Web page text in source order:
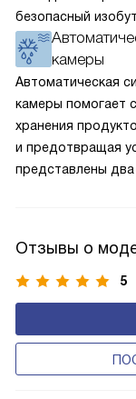
безопасный
окружающей
по
лучше работает
и быстрее
меньше
камеры
Автоматическая
камеры помогает
хранения
и предотвращая
представлены
с панелью,
устройства
эксплуатацию и
свежести
Prime и Peak.
Отзывы о
5